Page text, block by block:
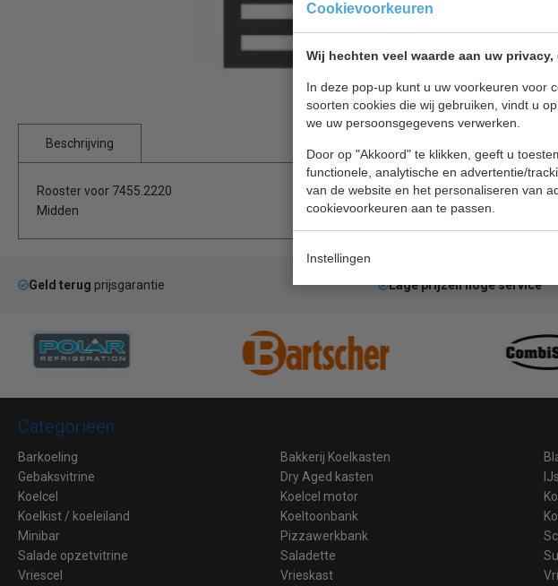
Cookievoorkeuren
Wij hechten veel waarde aan uw
In deze pop-up kunt u uw voorkeuren voor
soorten cookies die wij gebruiken, vindt u
we uw persoonsgegevens verwerken.
Door op "Akkoord" te klikken, geeft u
functionele, analytische en advertentie/
van de website en het personaliseren van
cookievoorkeuren aan te passen.
Instellingen
Beschrijving
Rooster voor 7455.2220
Midden
Geld terug prijsgarantie Lage prijzen hoge service
Categorieën
Barkoeling Bakkerij Koelkasten
Gebaksvitrine
Dry Aged kasten
Koelcel
Koelcel motor
Koelkist / koeleiland
Koeltoonbank
Minibar
Pizzawerkbank
Salade opzetvitrine
Saladette
Vriescel
Vrieskast